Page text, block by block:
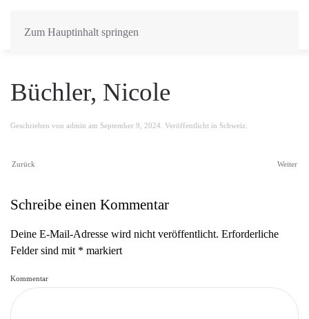
Zum Hauptinhalt springen
Büchler, Nicole
Geschrieben von admin am September 9, 2024. Veröffentlicht in Schweiz.
Zurück Weiter
Schreibe einen Kommentar
Deine E-Mail-Adresse wird nicht veröffentlicht. Erforderliche
Felder sind mit * markiert
Kommentar